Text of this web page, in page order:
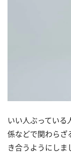
いい人ぶってい
係などで関わらざ
き合うようにしま